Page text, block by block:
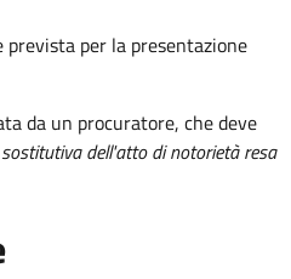
per la presentazione
da un procuratore, che deve
dell'atto di notorietà resa